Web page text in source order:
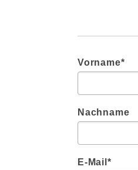
Vorname*
Nachname
E-Mail *